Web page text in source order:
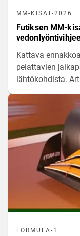
MM-KISAT-2026
Futiksen MM-
Kattava
pelattavien
lähtökohdista.
tilastollisia
FORMULA-1